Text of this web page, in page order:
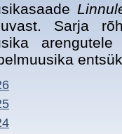
Sarja